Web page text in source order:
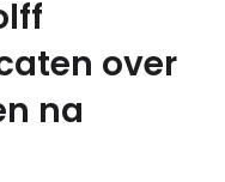
over
na